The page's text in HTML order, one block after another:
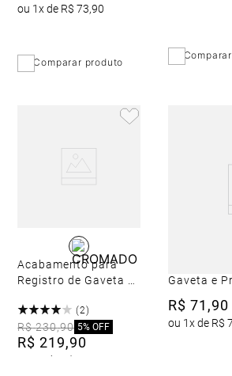
ou 1x de R$ 73,90
Comparar produto
Acabamento para
Registro de Gaveta e
Izy Cromado
(2)
R$ 230,90 5% OFF
R$ 219,90
x de R$
Gaveta e
Até 1
R$ 71 ,90
ou 1x de R$